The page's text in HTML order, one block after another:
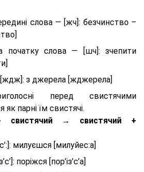
слова — [жч]: безчинство –
слова — [шч]: зчепити
з джерела [жджерела]
перед свистячими
парні їм свистячі.
свистячий → свистячий +
милуєшся [милуйес:а]
поріжся [пор’із’с’а]